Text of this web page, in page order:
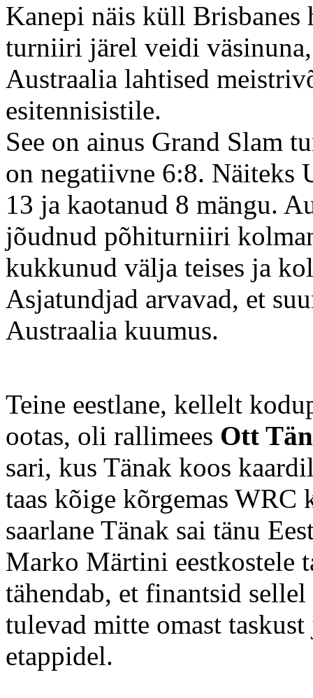
Kanepi näis küll
turniiri järel veidi väsinuna,
Austraalia lahtised
esitennisistile.
See on ainus Grand Slam
on negatiivne 6:8. Näiteks
13 ja kaotanud 8 mängu.
jõudnud põhiturniiri
kukkunud välja teises ja
Asjatundjad arvavad, et
Austraalia kuumus.
Teine eestlane, kellelt
ootas, oli rallimees Ott
sari, kus Tänak koos
taas kõige kõrgemas WRC
saarlane Tänak sai tänu
Marko Märtini eestkostele
tähendab, et finantsid
tulevad mitte omast
etappidel.